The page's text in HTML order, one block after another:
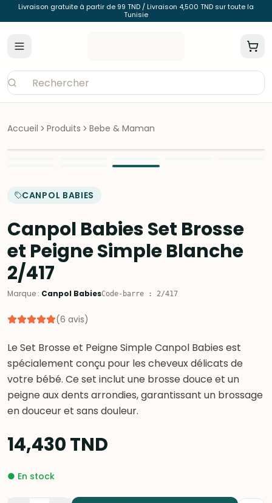
Livraison gratuite à partir de 99 TND / Livraison 4,500 TND sur toute la
Tunisie
Accueil Produits Bebe & Maman
CANPOL BABIES
Canpol Babies Set Brosse
et Peigne Simple Blanche
2/417
Marque : Canpol BabiesCode-barre : 2/417
(6 avis)
Le Set Brosse et Peigne Simple Canpol Babies est
spécialement conçu pour les cheveux délicats de
votre bébé. Ce set inclut une brosse douce et un
peigne aux dents arrondies, garantissant un brossage
en douceur et sans douleur.
14,430TND
● En stock